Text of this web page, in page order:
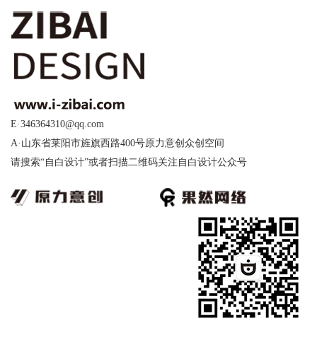
E·346364310@qq.com
A·山东省莱阳市旌旗西路400号原力意创众创空间
请搜索“自白设计”或者扫描二维码关注自白设计公众号